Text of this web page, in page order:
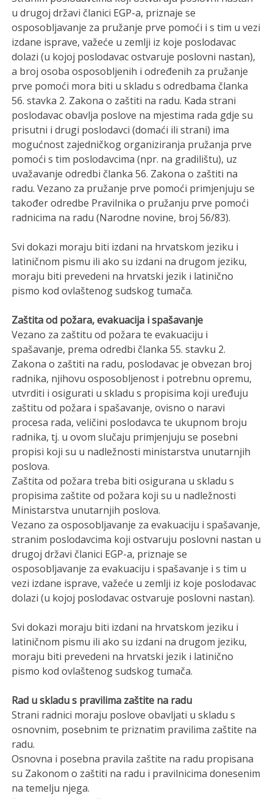
u drugoj državi članici EGP-a, priznaje se
osposobljavanje za pružanje prve pomoći i s tim u vezi
izdane isprave, važeće u zemlji iz koje poslodavac
dolazi (u kojoj poslodavac ostvaruje poslovni nastan),
a broj osoba osposobljenih i određenih za pružanje
prve pomoći mora biti u skladu s odredbama članka
56. stavka 2. Zakona o zaštiti na radu. Kada strani
poslodavac obavlja poslove na mjestima rada gdje su
prisutni i drugi poslodavci (domaći ili strani) ima
mogućnost zajedničkog organiziranja pružanja prve
pomoći s tim poslodavcima (npr. na gradilištu), uz
uvažavanje odredbi članka 56. Zakona o zaštiti na
radu. Vezano za pružanje prve pomoći primjenjuju se
također odredbe Pravilnika o pružanju prve pomoći
radnicima na radu (Narodne novine, broj 56/83).
Svi dokazi moraju biti izdani na hrvatskom jeziku i
latiničnom pismu ili ako su izdani na drugom jeziku,
moraju biti prevedeni na hrvatski jezik i latinično
pismo kod ovlaštenog sudskog tumača.
Zaštita od požara, evakuacija i spašavanje
Vezano za zaštitu od požara te evakuaciju i
spašavanje, prema odredbi članka 55. stavku 2.
Zakona o zaštiti na radu, poslodavac je obvezan broj
radnika, njihovu osposobljenost i potrebnu opremu,
utvrditi i osigurati u skladu s propisima koji uređuju
zaštitu od požara i spašavanje, ovisno o naravi
procesa rada, veličini poslodavca te ukupnom broju
radnika, tj. u ovom slučaju primjenjuju se posebni
propisi koji su u nadležnosti ministarstva unutarnjih
poslova.
Zaštita od požara treba biti osigurana u skladu s
propisima zaštite od požara koji su u nadležnosti
Ministarstva unutarnjih poslova.
Vezano za osposobljavanje za evakuaciju i spašavanje,
stranim poslodavcima koji ostvaruju poslovni nastan u
drugoj državi članici EGP-a, priznaje se
osposobljavanje za evakuaciju i spašavanje i s tim u
vezi izdane isprave, važeće u zemlji iz koje poslodavac
dolazi (u kojoj poslodavac ostvaruje poslovni nastan).
Svi dokazi moraju biti izdani na hrvatskom jeziku i
latiničnom pismu ili ako su izdani na drugom jeziku,
moraju biti prevedeni na hrvatski jezik i latinično
pismo kod ovlaštenog sudskog tumača.
Rad u skladu s pravilima zaštite na radu
Strani radnici moraju poslove obavljati u skladu s
osnovnim, posebnim te priznatim pravilima zaštite na
radu.
Osnovna i posebna pravila zaštite na radu propisana
su Zakonom o zaštiti na radu i pravilnicima donesenim
na temelju njega.